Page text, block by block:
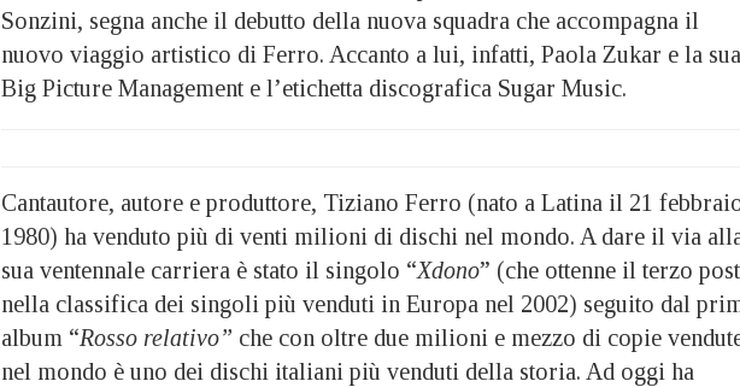
Sonzini, segna anche il debutto della nuova squadra che accompagna il
nuovo viaggio artistico di Ferro. Accanto a lui, infatti, Paola Zukar e la sua
Big Picture Management e l’etichetta discografica Sugar Music.
Cantautore, autore e produttore, Tiziano Ferro (nato a Latina il 21
1980) ha venduto più di venti milioni di dischi nel mondo. A dare il via
sua ventennale carriera è stato il singolo “Xdono” (che ottenne il terzo
nella classifica dei singoli più venduti in Europa nel 2002) seguito dal
album “Rosso relativo” che con oltre due milioni e mezzo di copie
nel mondo è uno dei dischi italiani più venduti della storia. Ad oggi ha